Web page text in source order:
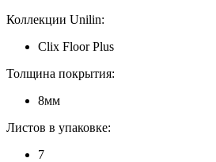
Коллекции Unilin:
Clix Floor Plus
Толщина покрытия:
8мм
Листов в упаковке:
7